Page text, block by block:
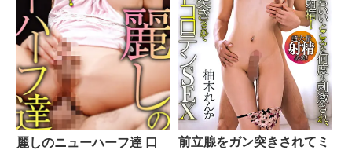
麗しのニューハーフ達 口 前立腺をガン突きされてミ